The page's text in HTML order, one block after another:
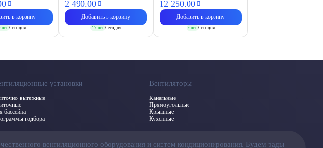
в корзину
шт. Сегодня
2 490.00
Добавить в корзину
17 шт. Сегодня
12 250.00
Добавить в корзину
9 шт. Сегодня
установки
вытяжные
бассейна
подбора
Вентиляторы
Канальные
Прямоугольные
Крышные
Кухонные
вентиляционного оборудования и систем кондиционирования. Будем рады